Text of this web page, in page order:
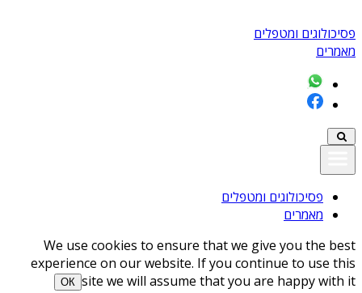
פסיכולוגים ומטפלים
מאמרים
פסיכולוגים ומטפלים
מאמרים
We use cookies to ensure that we give you the best
experience on our website. If you continue to use this
site we will assume that you are happy with it
ОК